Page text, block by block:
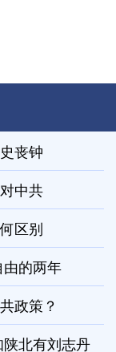
丧钟
中共
区别
由的两年
政策？
北有刘志丹